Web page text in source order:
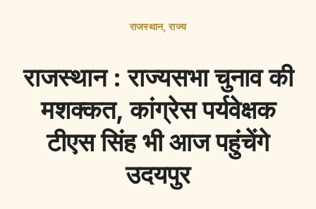
राजस्थान,राज्य
राजस्थान : राज्यसभा चुनाव की
मशक्कत, कांग्रेस पर्यवेक्षक
टीएस सिंह भी आज पहुंचेंगे
उदयपुर